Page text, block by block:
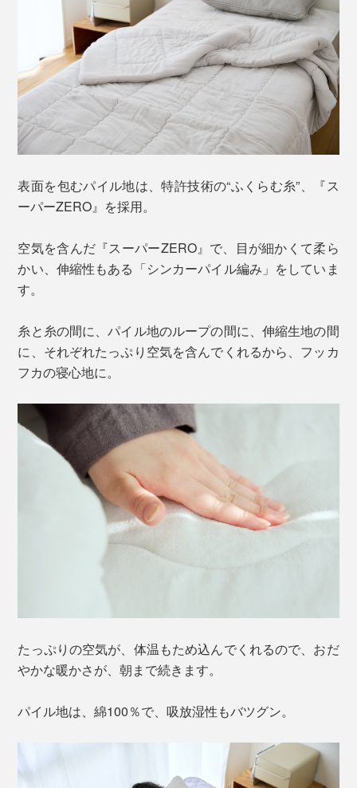
表面を包むパイル地は、特許技術の“ふくらむ糸”、『ス
ーパーZERO』を採用。
空気を含んだ『スーパーZERO』で、目が細かくて柔ら
かい、伸縮性もある「シンカーパイル編み」をしていま
す。
糸と糸の間に、パイル地のループの間に、伸縮生地の間
に、それぞれたっぷり空気を含んでくれるから、フッカ
フカの寝心地に。
たっぷりの空気が、体温もため込んでくれるので、おだ
やかな暖かさが、朝まで続きます。
パイル地は、綿100％で、吸放湿性もバツグン。